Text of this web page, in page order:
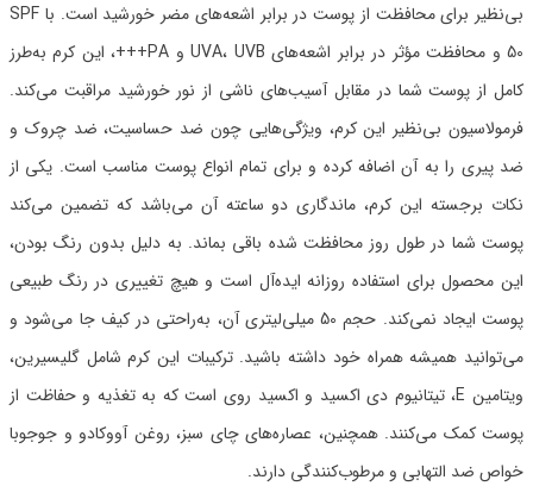
بی‌نظیر برای محافظت از پوست در برابر اشعه‌های مضر خورشید است. با SPF
50 و محافظت مؤثر در برابر اشعه‌های UVA، UVB و PA+++، این کرم به‌طرز
کامل از پوست شما در مقابل آسیب‌های ناشی از نور خورشید مراقبت می‌کند.
فرمولاسیون بی‌نظیر این کرم، ویژگی‌هایی چون ضد حساسیت، ضد چروک و
ضد پیری را به آن اضافه کرده و برای تمام انواع پوست مناسب است. یکی از
نکات برجسته این کرم، ماندگاری دو ساعته آن می‌باشد که تضمین می‌کند
پوست شما در طول روز محافظت شده باقی بماند. به دلیل بدون رنگ بودن،
این محصول برای استفاده روزانه ایده‌آل است و هیچ تغییری در رنگ طبیعی
پوست ایجاد نمی‌کند. حجم 50 میلی‌لیتری آن، به‌راحتی در کیف جا می‌شود و
می‌توانید همیشه همراه خود داشته باشید. ترکیبات این کرم شامل گلیسیرین،
ویتامین E، تیتانیوم دی اکسید و اکسید روی است که به تغذیه و حفاظت از
پوست کمک می‌کنند. همچنین، عصاره‌های چای سبز، روغن آووکادو و جوجوبا
خواص ضد التهابی و مرطوب‌کنندگی دارند.